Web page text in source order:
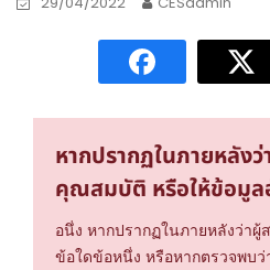
หากปรากฏในภายหลัง
คุณสมบัติ หรือให้ข้อมูล
อนึ่ง หากปรากฏในภายหลังว่า
ข้อใดข้อหนึ่ง หรือหากตรวจพบ